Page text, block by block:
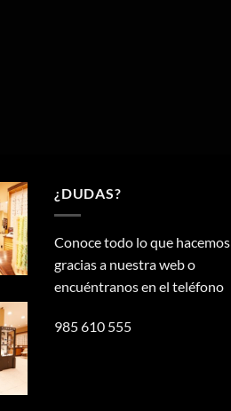
¿DUDAS?
Conoce todo lo que hacemos
gracias a nuestra web o
encuéntranos en el teléfono
985 610 555